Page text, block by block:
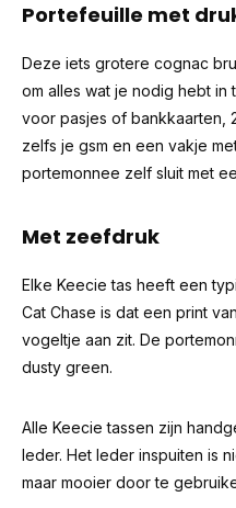
Portefeuille met
Deze iets grotere cognac
om alles wat je nodig hebt in
voor pasjes of
zelfs je gsm en een vakje
portemonnee zelf sluit met
Met zeefdruk
Elke Keecie tas heeft een
Cat Chase is dat een print
vogeltje aan zit. De
dusty green.
Alle Keecie tassen zijn
leder. Het leder inspuiten is
maar mooier door te